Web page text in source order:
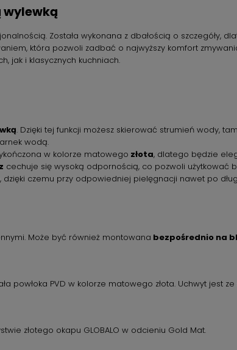
wylewką
Została wykonana z dbałością o szczegóły,
która pozwoli zadbać o najwyższy komfort
jak i klasycznych kuchniach.
. Dzięki tej funkcji możesz skierować strumień wody,
wodą.
w kolorze matowego złota, dlatego będzie
cechuje się wysoką odpornością, co pozwoli użytkować
dzięki czemu przy odpowiedniej pielęgnacji nawet po
Może być również montowana bezpośrednio na
powłoka PVD w kolorze matowego złota. Uchwyt jest
złotego okapu GLOBALO w odcieniu Gold Mat.